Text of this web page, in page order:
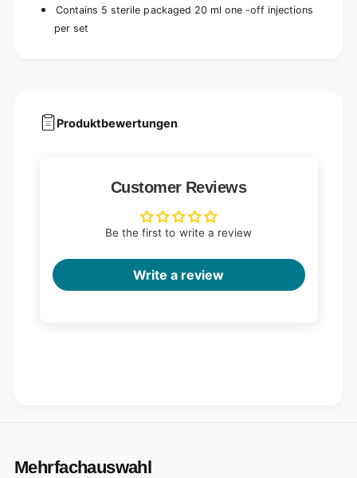
Contains 5 sterile packaged 20 ml one -off injections
per set
Produktbewertungen
Customer Reviews
Be the first to write a review
Write a review
Mehrfachauswahl